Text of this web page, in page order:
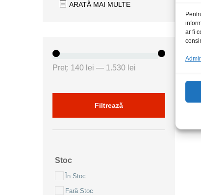
ar fi
ARATĂ MAI MULTE
Filtrează
Preț: 140 lei — 1.530 lei
Stoc
În Stoc
Fară Stoc